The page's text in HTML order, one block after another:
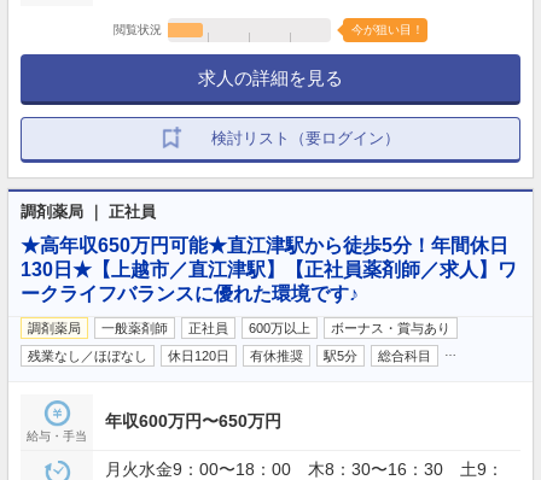
閲覧状況 今が狙い目！
求人の詳細を見る
検討リスト（要ログイン）
調剤薬局 ｜ 正社員
★高年収650万円可能★直江津駅から徒歩5分！年間休日
130日★【上越市／直江津駅】【正社員薬剤師／求人】ワ
ークライフバランスに優れた環境です♪
調剤薬局 一般薬剤師 正社員 600万以上
ボーナス・賞与あり
残業なし／ほぼなし
休日120日 有休推奨 駅5分 総合科目
給与・手当
年収600万円〜650万円
月火水金9：00〜18：00 木8：30〜16：30 土9：